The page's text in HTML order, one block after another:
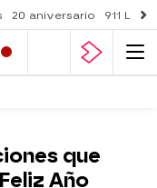
20 aniversario 911
que
Año